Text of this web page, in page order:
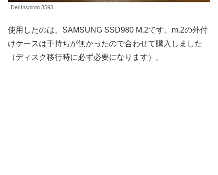
Dell Inspiron 3593
使用したのは、SAMSUNG SSD980 M.2です。m.2の外付
けケースは手持ちが無かったので合わせて購入しました
（ディスク移行時に必ず必要になります）。